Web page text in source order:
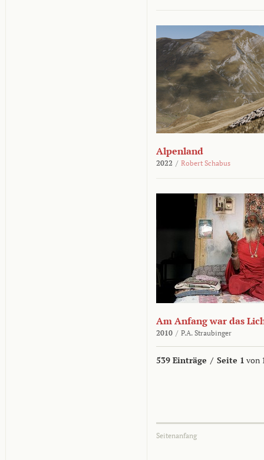
Alpenland
2022 / Robert Schabus
Am Anfang war das
2010 / P.A. Straubinger
539 Einträge / Seite 1 von
Seitenanfang